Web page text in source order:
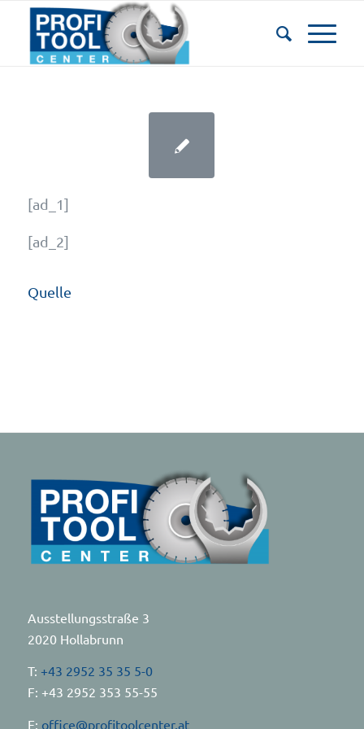
[ad_1]
[ad_2]
Quelle
Ausstellungsstraße 3
2020 Hollabrunn
T: +43 2952 35 35 5-0
F: +43 2952 353 55-55
E: office@profitoolcenter.at